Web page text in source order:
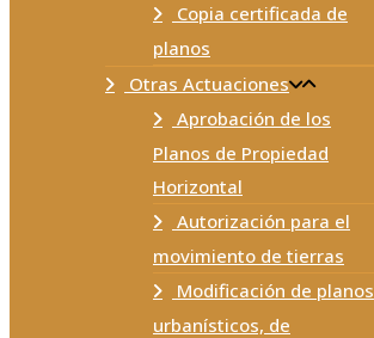
Copia certificada de
planos
Otras Actuaciones
Aprobación de los
Planos de Propiedad
Horizontal
Autorización para el
movimiento de tierras
Modificación de planos
urbanísticos, de